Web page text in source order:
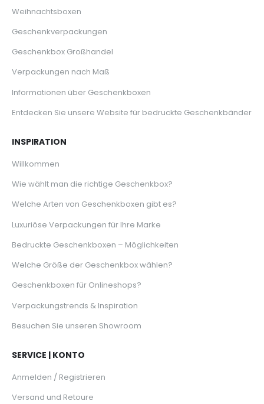
Weihnachtsboxen
Geschenkverpackungen
Geschenkbox Großhandel
Verpackungen nach Maß
Informationen über Geschenkboxen
Entdecken Sie unsere Website für bedruckte Geschenkbänder
INSPIRATION
Willkommen
Wie wählt man die richtige Geschenkbox?
Welche Arten von Geschenkboxen gibt es?
Luxuriöse Verpackungen für Ihre Marke
Bedruckte Geschenkboxen – Möglichkeiten
Welche Größe der Geschenkbox wählen?
Geschenkboxen für Onlineshops?
Verpackungstrends & Inspiration
Besuchen Sie unseren Showroom
SERVICE | KONTO
Anmelden / Registrieren
Versand und Retoure